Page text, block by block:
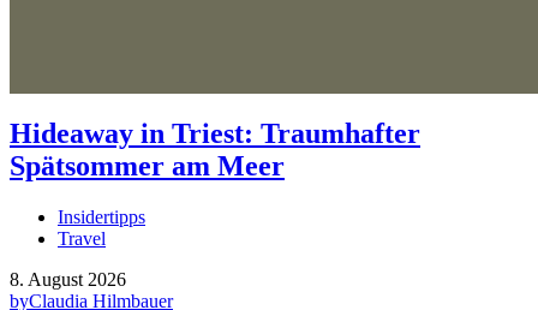
Hideaway in Triest: Traumhafter
Spätsommer am Meer
Insidertipps
Travel
8. August 2026
byClaudia Hilmbauer